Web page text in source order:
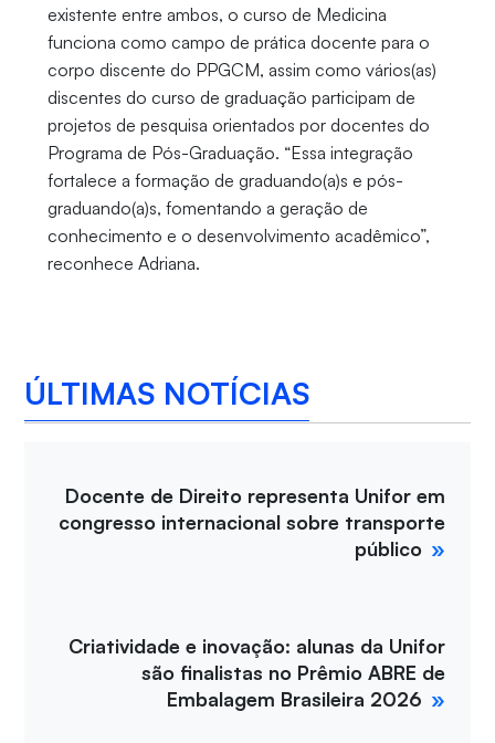
existente entre ambos, o curso de Medicina
funciona como campo de prática docente para o
corpo discente do PPGCM, assim como vários(as)
discentes do curso de graduação participam de
projetos de pesquisa orientados por docentes do
Programa de Pós-Graduação. “Essa integração
fortalece a formação de graduando(a)s e pós-
graduando(a)s, fomentando a geração de
conhecimento e o desenvolvimento acadêmico”,
reconhece Adriana.
ÚLTIMAS NOTÍCIAS
Docente de Direito representa Unifor em
congresso internacional sobre transporte
público
Criatividade e inovação: alunas da Unifor
são finalistas no Prêmio ABRE de
Embalagem Brasileira 2026